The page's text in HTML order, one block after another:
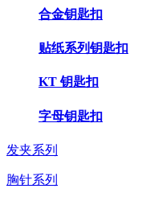
合金钥匙扣
贴纸系列钥匙扣
KT 钥匙扣
字母钥匙扣
发夹系列
胸针系列